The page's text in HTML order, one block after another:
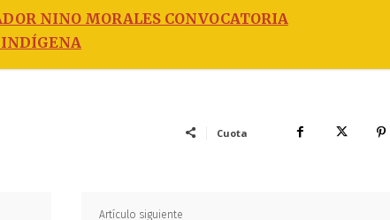
NINO MORALES CONVOCATORIA
INDÍGENA
Cuota
Artículo siguiente